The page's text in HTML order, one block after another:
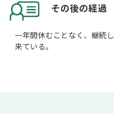
その後の経過
一年間休むことなく、継続
来ている。